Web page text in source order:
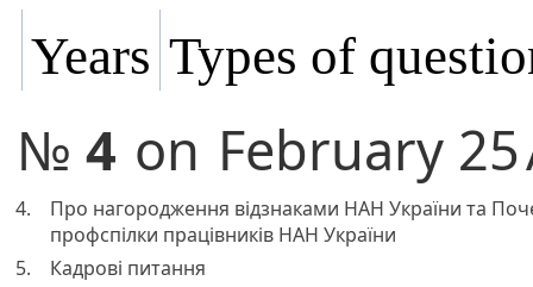
Years Types of
№ 4 on February 25
4.
Про нагородження відзнаками НАН України та
профспілки працівників НАН України
5.
Кадрові питання